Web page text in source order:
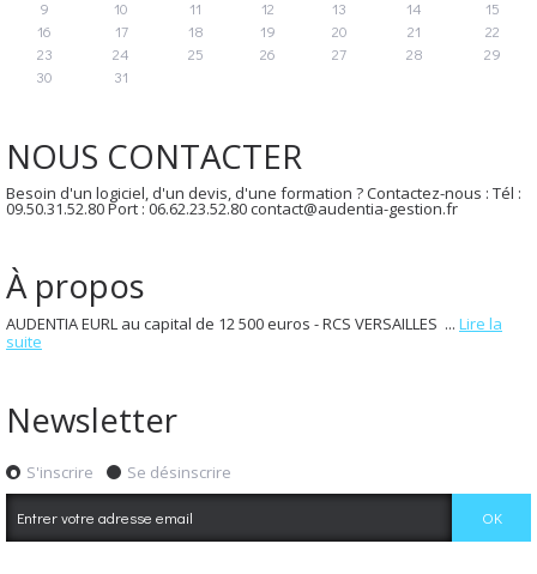
9
10 11 12 13 14
15
16
17 18 19 20 21
22
23
24 25 26 27 28
29
30
31
NOUS CONTACTER
Besoin d'un logiciel, d'un devis, d'une formation ? Contactez-nous : Tél :
09.50.31.52.80 Port : 06.62.23.52.80 contact@audentia-gestion.fr
À propos
AUDENTIA EURL au capital de 12 500 euros - RCS VERSAILLES ... Lire la
suite
Newsletter
S'inscrire Se désinscrire